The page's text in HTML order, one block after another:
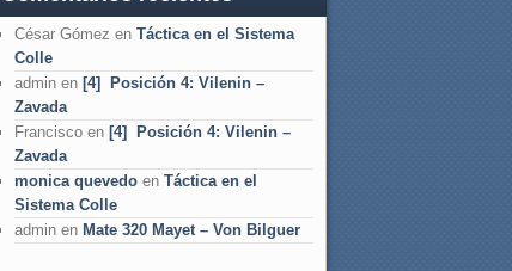
César Gómez en Táctica en el Sistema
Colle
admin en [4] Posición 4: Vilenin –
Zavada
Francisco en [4] Posición 4: Vilenin –
Zavada
monica quevedo en Táctica en el
Sistema Colle
admin en Mate 320 Mayet – Von Bilguer